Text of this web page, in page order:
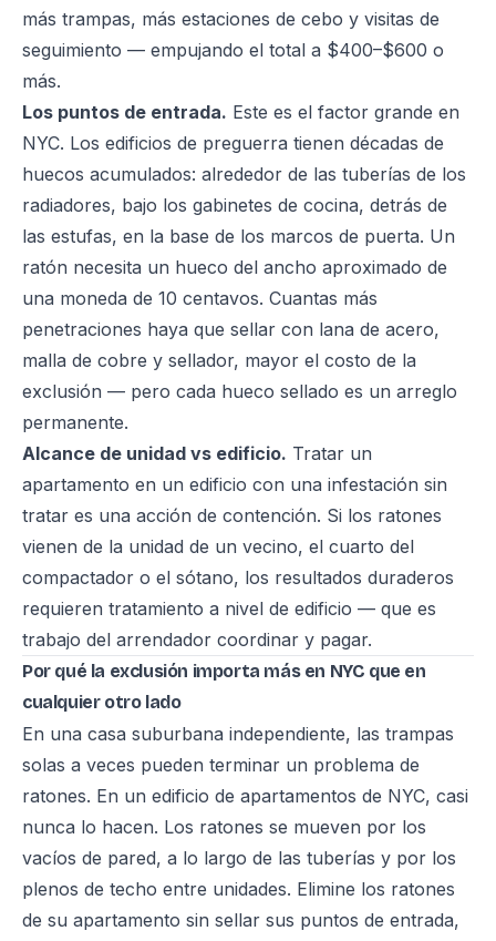
más trampas, más estaciones de cebo y visitas de
seguimiento — empujando el total a $400–$600 o
más.
Los puntos de entrada. Este es el factor grande en
NYC. Los edificios de preguerra tienen décadas de
huecos acumulados: alrededor de las tuberías de los
radiadores, bajo los gabinetes de cocina, detrás de
las estufas, en la base de los marcos de puerta. Un
ratón necesita un hueco del ancho aproximado de
una moneda de 10 centavos. Cuantas más
penetraciones haya que sellar con lana de acero,
malla de cobre y sellador, mayor el costo de la
exclusión — pero cada hueco sellado es un arreglo
permanente.
Alcance de unidad vs edificio. Tratar un
apartamento en un edificio con una infestación sin
tratar es una acción de contención. Si los ratones
vienen de la unidad de un vecino, el cuarto del
compactador o el sótano, los resultados duraderos
requieren tratamiento a nivel de edificio — que es
trabajo del arrendador coordinar y pagar.
Por qué la exclusión importa más en NYC que en
cualquier otro lado
En una casa suburbana independiente, las trampas
solas a veces pueden terminar un problema de
ratones. En un edificio de apartamentos de NYC, casi
nunca lo hacen. Los ratones se mueven por los
vacíos de pared, a lo largo de las tuberías y por los
plenos de techo entre unidades. Elimine los ratones
de su apartamento sin sellar sus puntos de entrada,